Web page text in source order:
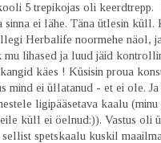
5 trepikojas oli
sinna ei lähe. Täna ütlesin
Herbalife noormehe näol,
mu lihased ja luud jäid
käes ! Küsisin proua
mind ei üllatanud - et ei ole.
ligipääsetava kaalu
küll ei öelnud:)). Vastus oli
sellist spetskaalu kuskil